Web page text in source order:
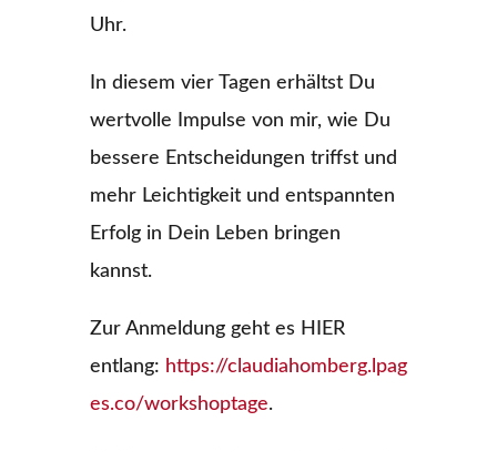
Uhr.
In diesem vier Tagen erhältst Du
wertvolle Impulse von mir, wie Du
bessere Entscheidungen triffst und
mehr Leichtigkeit und entspannten
Erfolg in Dein Leben bringen
kannst.
Zur Anmeldung geht es HIER
entlang: https://claudiahomberg.lpag
es.co/workshoptage.